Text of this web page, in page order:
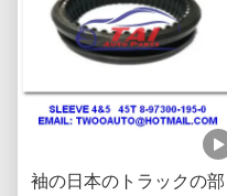
袖の日本のトラックの部